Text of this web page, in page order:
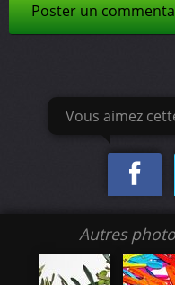
Poster un
Vous aimez
Autres